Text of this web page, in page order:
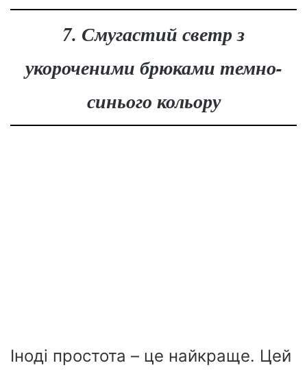
7. Смугастий светр з
укороченими брюками темно-
синього кольору
Іноді простота – це найкраще. Цей